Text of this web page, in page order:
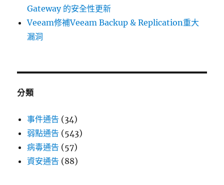
Gateway 的安全性更新
Veeam修補Veeam Backup & Replication重大
漏洞
分類
事件通告 (34)
弱點通告 (543)
病毒通告 (57)
資安通告 (88)